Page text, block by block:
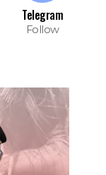
Telegram
Follow